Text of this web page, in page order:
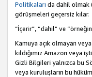
Politikaları da dahil olmak
görüşmeleri geçersiz kılar.
“İçerir”, “dahil” ve
Kamuya açık olmayan
kıldığımız Amazon veya
Gizli Bilgileri yalnızca bu
veya kuruluşların bu